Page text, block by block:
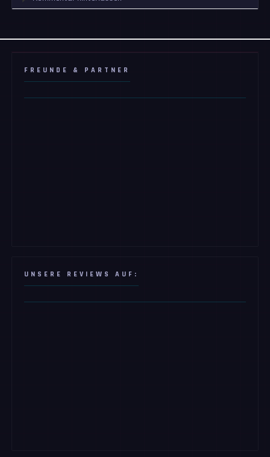
FREUNDE & PARTNER
UNSERE REVIEWS AUF: